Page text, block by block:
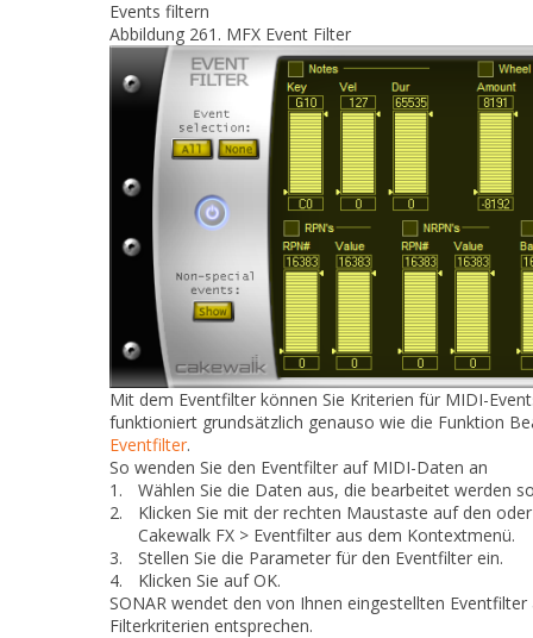
Events filtern
Abbildung 261. MFX Event Filter
Mit dem Eventfilter können Sie Kriterien für MIDI-
funktioniert grundsätzlich genauso wie die Funktion
Eventfilter.
So wenden Sie den Eventfilter auf MIDI-Daten an
1.
Wählen Sie die Daten aus, die bearbeitet werden
2.
Klicken Sie mit der rechten Maustaste auf den
Cakewalk FX > Eventfilter aus dem Kontextmenü.
3.
Stellen Sie die Parameter für den Eventfilter ein.
4.
Klicken Sie aufOK.
SONAR wendet den von Ihnen eingestellten
Filterkriterien entsprechen.